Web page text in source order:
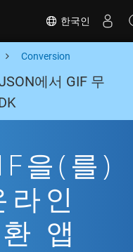
한국인
Conversion
에서 GIF 무
을(를)
인
앱